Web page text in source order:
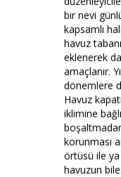
bir nevi
kapsamlı
havuz
eklenerek
amaçlanır.
dönemlere
Havuz
iklimine
korunması
örtüsü ile
havuzun